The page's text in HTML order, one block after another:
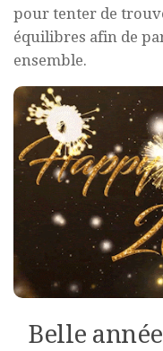
pour tenter de
équilibres afin de
ensemble.
Belle